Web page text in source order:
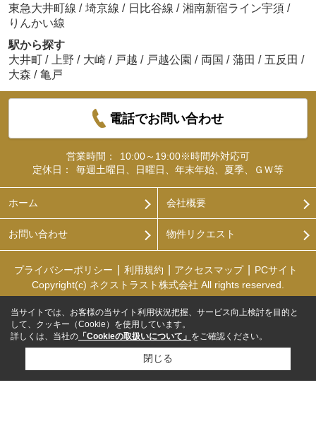
東急大井町線 / 埼京線 / 日比谷線 / 湘南新宿ライン宇須 /
りんかい線
駅から探す
大井町 / 上野 / 大崎 / 戸越 / 戸越公園 / 両国 / 蒲田 / 五反田 /
大森 / 亀戸
電話でお問い合わせ
営業時間：
10:00～19:00※時間外対応可
定休日：
毎週土曜日、日曜日、年末年始、夏季、ＧＷ等
ホーム 会社概要
お問い合わせ 物件リクエスト
プライバシーポリシー 利用規約 アクセスマップ
PCサイト
Copyright(c) ネクストラスト株式会社 All rights reserved.
当サイトでは、お客様の当サイト利用状況把握、サービス向上検討を目的と
して、クッキー（Cookie）を使用しています。
詳しくは、当社の 「Cookieの取扱いについて」 をご確認ください。
閉じる